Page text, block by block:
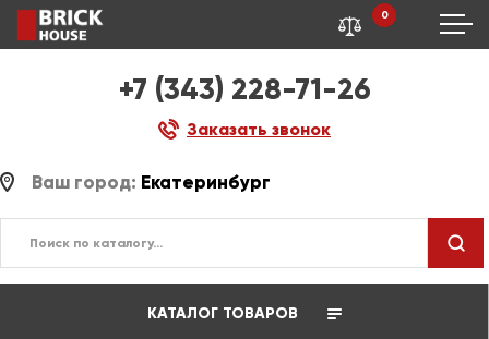
+7 (343) 228-71-26
Заказать звонок
0
Ваш город: Екатеринбург
КАТАЛОГ ТОВАРОВ